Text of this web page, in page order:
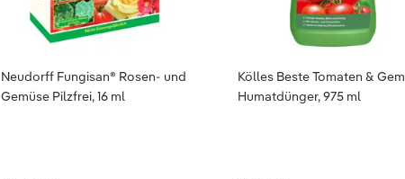
Neudorff Fungisan® Rosen- und
Gemüse Pilzfrei, 16 ml
Kölles Beste Tomaten &
Humatdünger, 975 ml